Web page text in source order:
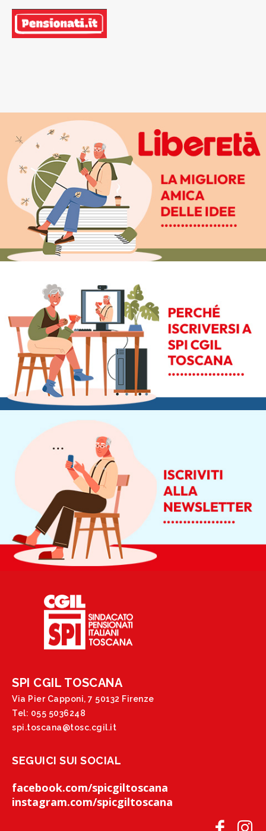
SPI CGIL TOSCANA
Via Pier Capponi, 7 50132 Firenze
Tel: 055 5036248
spi.toscana@tosc.cgil.it
SEGUICI SUI SOCIAL
facebook.com/spicgiltoscana
instagram.com/spicgiltoscana